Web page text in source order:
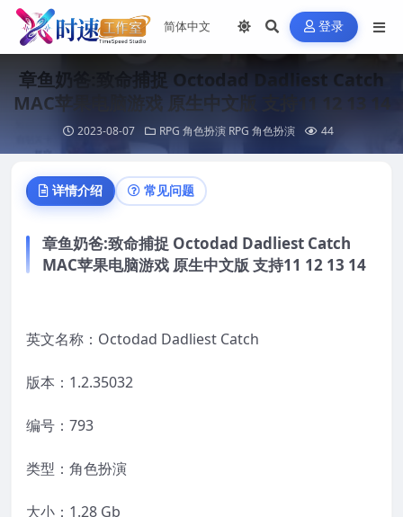
登录
章鱼奶爸:致命捕捉 Octodad Dadliest Catch
MAC苹果电脑游戏 原生中文版 支持11 12 13 14
2023-08-07 RPG 角色扮演 RPG 角色扮演 44
详情介绍 常见问题
章鱼奶爸:致命捕捉 Octodad Dadliest Catch
MAC苹果电脑游戏 原生中文版 支持11 12 13 14
英文名称：Octodad Dadliest Catch
版本：1.2.35032
编号：793
类型：角色扮演
大小：1.28 Gb